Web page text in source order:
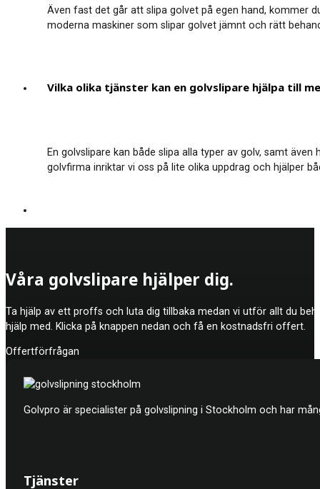
Även fast det går att slipa golvet på egen hand, kommer
moderna maskiner som slipar golvet jämnt och rätt
Vilka olika tjänster kan en golvslipare hjälpa till
En golvslipare kan både slipa alla typer av golv, samt
golvfirma inriktar vi oss på lite olika uppdrag och hjälper
Våra golvslipare hjälper dig.
Ta hjälp av ett proffs och luta dig tillbaka medan vi utför allt du
hjälp med. Klicka på knappen nedan och få en kostnadsfri offert.
Offertförfrågan
Golvpro är specialister på golvslipning i Stockholm och har
Tjänster